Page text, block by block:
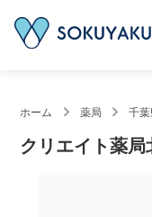
ホーム 薬局 千
クリエイト薬